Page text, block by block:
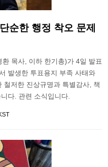
순한 행정 착오 문제
목사, 이하 한기총)가 4일 발표
발생한 투표용지 부족 사태와
철저한 진상규명과 특별감사, 책
다. 관련 소식입니다.